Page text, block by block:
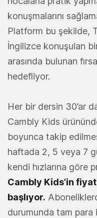
konuşmalarını
Platform bu şekilde,
İngilizce konuşulan
arasında bulunan
hedefliyor.
Her bir dersin 30’ar
Cambly Kids
boyunca takip
haftada 2, 5 veya 7
kendi hızlarına göre
Cambly Kids’in
başlıyor.
durumunda tam para